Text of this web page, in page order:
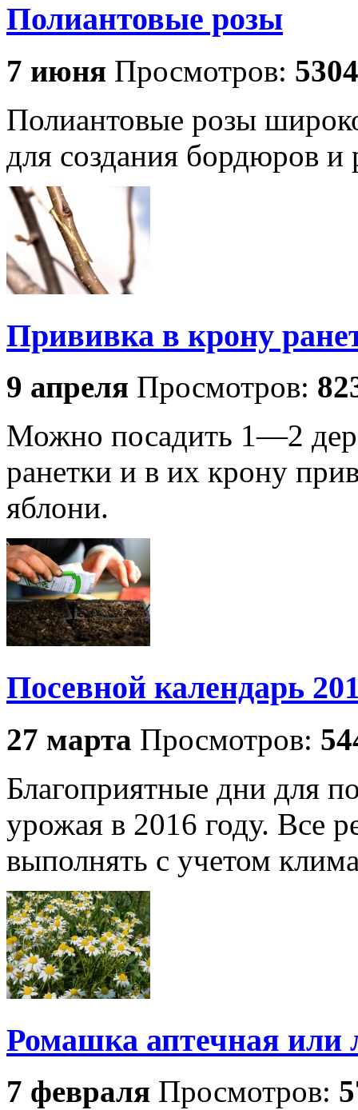
Полиантовые розы
7 июня Просмотров: 5304
Полиантовые розы
для создания бордюров и
Прививка в крону
9 апреля Просмотров:
Можно посадить 1—2
ранетки и в их крону
яблони.
Посевной календарь
27 марта Просмотров:
Благоприятные дни для
урожая в 2016 году. Все
выполнять с учетом
Ромашка аптечная или
7 февраля Просмотров: